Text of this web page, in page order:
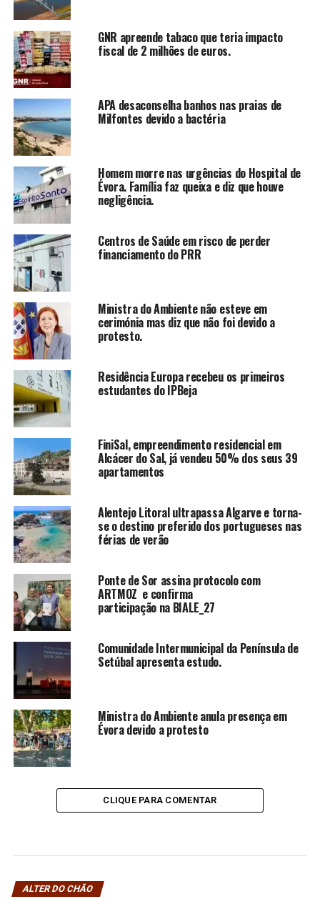
GNR apreende tabaco que teria impacto
fiscal de 2 milhões de euros.
APA desaconselha banhos nas praias de
Milfontes devido a bactéria
Homem morre nas urgências do Hospital de
Évora. Família faz queixa e diz que houve
negligência.
Centros de Saúde em risco de perder
financiamento do PRR
Ministra do Ambiente não esteve em
cerimónia mas diz que não foi devido a
protesto.
Residência Europa recebeu os primeiros
estudantes do IPBeja
FiniSal, empreendimento residencial em
Alcácer do Sal, já vendeu 50% dos seus 39
apartamentos
Alentejo Litoral ultrapassa Algarve e torna-
se o destino preferido dos portugueses nas
férias de verão
Ponte de Sor assina protocolo com
ARTMOZ e confirma
participação na BIALE_27
Comunidade Intermunicipal da Península de
Setúbal apresenta estudo.
Ministra do Ambiente anula presença em
Évora devido a protesto
CLIQUE PARA COMENTAR
ALTER DO CHÃO